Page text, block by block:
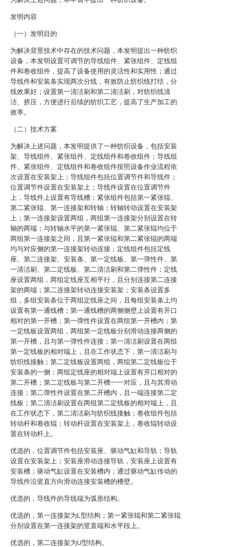
发明内容
（一）发明目的
为解决背景技术中存在的技术问题，本发明提出一种纺织
设备，本发明设置可调节的导线组件、紧张组件、定线组
件和卷收组件，提高了设备使用的灵活性和实用性；通过
导线件和安装条实现两次分线，有效防止纺织线打结，分
线效果好；设置第一清洁刷和第二清洁刷，对纺织线清
洁、挤压，方便进行后续的纺织工艺，提高了生产加工的
效率。
（二）技术方案
为解决上述问题，本发明提供了一种纺织设备，包括安装
架、导线组件、紧张组件、定线组件和卷收组件；导线组
件、紧张组件、定线组件和卷收组件按照设备作业流程依
次设置在安装架上；导线组件包括位置调节件和导线件；
位置调节件设置在安装架上；导线件设置在位置调节件
上，导线件上设置有导线槽；紧张组件包括第一紧张辊、
第二紧张辊、第一连接架和转轴；转轴转动设置在安装架
上；第一连接架设置两组，两组第一连接架分别设置在转
轴的两端；与转轴水平的第一紧张辊、第二紧张辊均位于
两组第一连接架之间，且第一紧张辊和第二紧张辊的两端
均与对应侧的第一连接架转动连接；定线组件包括定线
座、第二连接架、安装条、第一定线板、第一弹性件、第
一清洁刷、第二定线板、第二清洁刷和第二弹性件；定线
座设置两组，两组定线座互相平行，且分别连接第二连接
架的两端；第二连接架转动连接安装架；安装条设置多
组，多组安装条位于两组定线座之间，且每组安装条上均
设置有第一通线槽；第一通线槽的两侧侧壁上设置有开口
相对的第一开槽；第一弹性件设置在两组第一开槽内；第
一定线板设置两组，两组第一定线板分别滑动连接两侧的
第一开槽，且与第一弹性件连接；第一清洁刷设置在两组
第一定线板的相对端上，且在工作状态下，第一清洁刷与
纺织线接触；第二定线板设置两组，两组第二定线板位于
安装条的一侧；两组定线座的相对端上设置有开口相对的
第二开槽；第二定线板与第二开槽一一对应，且与其滑动
连接；第二弹性件设置在第二开槽内，且一端连接第二定
线板；第二清洁刷设置在两组第二定线板的相对端上，且
在工作状态下，第二清洁刷与纺织线接触；卷收组件包括
转动杆和卷收辊；转动杆设置在安装架上，卷收辊转动设
置在转动杆上。
优选的，位置调节件包括安装座、驱动气缸和导轨；导轨
设置在安装架上；安装座滑动连接导轨，安装座上设置有
安装槽；驱动气缸设置在安装槽内；通过驱动气缸传动的
导线件沿竖直方向滑动连接安装槽的槽壁。
优选的，导线件的导线端为弧形结构。
优选的，第一连接架为L型结构；第一紧张辊和第二紧张辊
分别设置在第一连接架的竖直端和水平段上。
优选的，第二连接架为U型结构。